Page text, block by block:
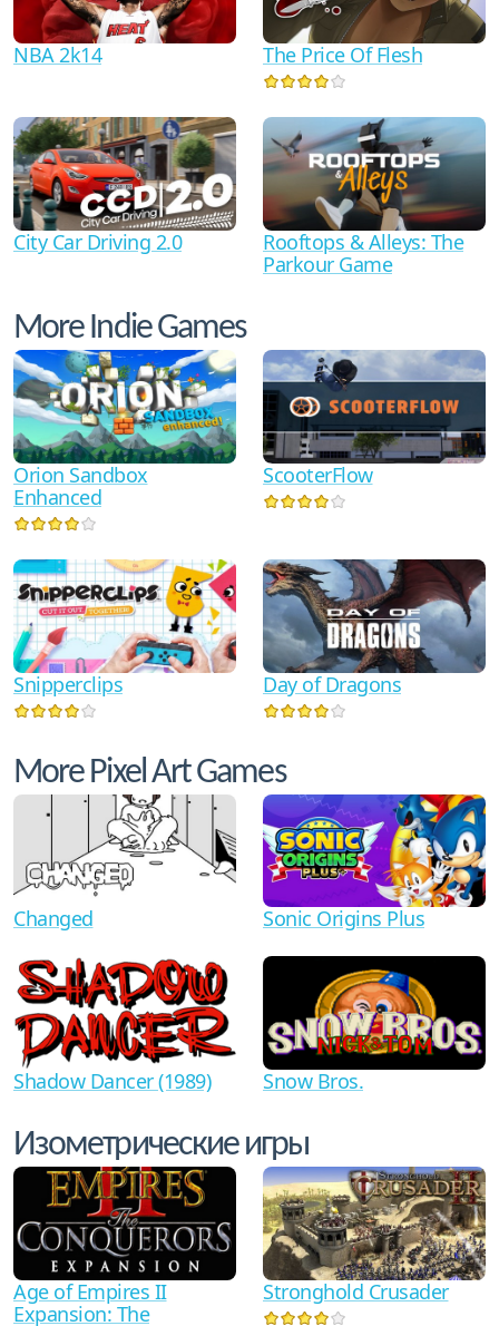
NBA 2k14 The Price Of Flesh
City Car Driving 2.0
Rooftops & Alleys: The
Parkour Game
More Indie Games
Orion Sandbox
Enhanced
ScooterFlow
Snipperclips Day of Dragons
More Pixel Art Games
Changed Sonic Origins Plus
Shadow Dancer (1989) Snow Bros.
Изометрические игры
Age of Empires II
Expansion: The
Stronghold Crusader